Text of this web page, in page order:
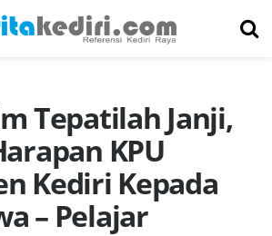
Tepatilah Janji,
KPU
Kediri Kepada
– Pelajar